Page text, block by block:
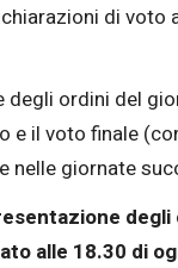
di voto
degli ordini del
e il voto finale
nelle giornate
degli
alle 18.30 di